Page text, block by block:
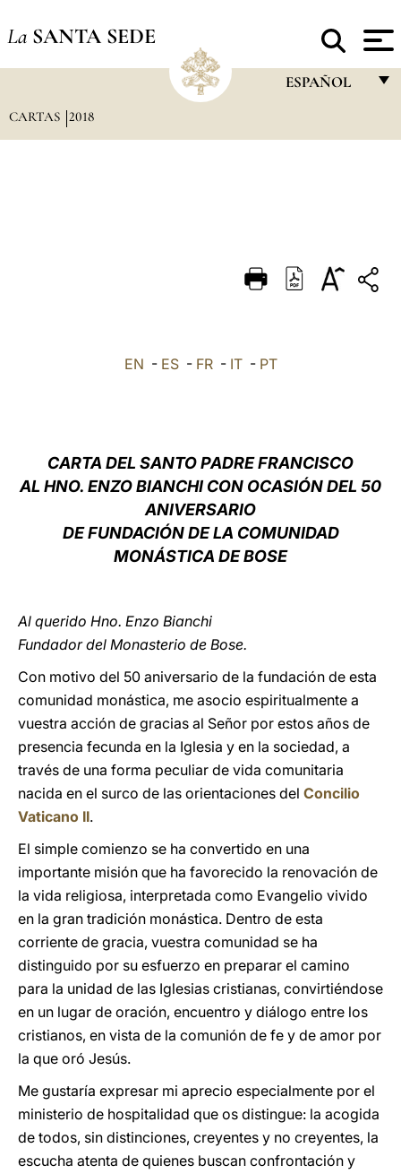
La SANTA SEDE
ESPAÑOL
DEUTSCH
CARTAS 2018
EN - ES- FR- IT- PT
CARTA DEL SANTO PADRE FRANCISCO
AL HNO. ENZO BIANCHI CON OCASIÓN DEL 50
ANIVERSARIO
DE FUNDACIÓN DE LA COMUNIDAD
MONÁSTICA DE BOSE
Al querido Hno. Enzo Bianchi
Fundador del Monasterio de Bose.
Con motivo del 50 aniversario de la fundación de esta
comunidad monástica, me asocio espiritualmente a
vuestra acción de gracias al Señor por estos años de
presencia fecunda en la Iglesia y en la sociedad, a
través de una forma peculiar de vida comunitaria
nacida en el surco de las orientaciones del Concilio
Vaticano II.
El simple comienzo se ha convertido en una
importante misión que ha favorecido la renovación de
la vida religiosa, interpretada como Evangelio vivido
en la gran tradición monástica. Dentro de esta
corriente de gracia, vuestra comunidad se ha
distinguido por su esfuerzo en preparar el camino
para la unidad de las Iglesias cristianas, convirtiéndose
en un lugar de oración, encuentro y diálogo entre los
cristianos, en vista de la comunión de fe y de amor por
la que oró Jesús.
Me gustaría expresar mi aprecio especialmente por el
ministerio de hospitalidad que os distingue: la acogida
de todos, sin distinciones, creyentes y no creyentes, la
escucha atenta de quienes buscan confrontación y